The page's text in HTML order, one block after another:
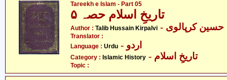
Tareekh e Islam - Part 05
تاریخِ اسلام حصہ ۵
Author : Talib Hussain Kirpalvi حسین کرپالوی
Translator :
Language : Urdu - اردو
Category : Islamic History - تاریخِ اسلام
Topic :